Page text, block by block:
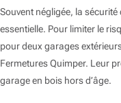
Souvent négligée, la
essentielle. Pour limiter le
pour deux garages
Fermetures Quimper. Leur
garage en bois hors d’âge.